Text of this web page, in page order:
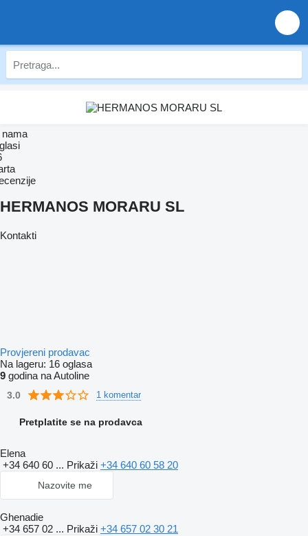
HERMANOS MORARU SL
Kontakti
Provjereni prodavac
Na lageru: 16 oglasa
9 godina na Autoline
3.0 1 komentar
Pretplatite se na prodavca
Elena
+34 640 60 ... Prikaži +34 640 60 58 20
Nazovite me
Ghenadie
+34 657 02 ... Prikaži +34 657 02 30 21